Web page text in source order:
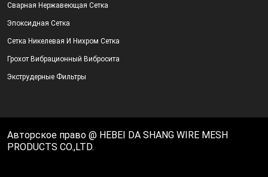
Сварная Нержавеющая Сетка
Эпоксидная Сетка
Сетка Никелевая И Нихром Сетка
Грохот Вибрационный Вибросита
Экструдерные Фильтры
Авторское право @ HEBEI DA SHANG WIRE MESH
PRODUCTS CO.,LTD.